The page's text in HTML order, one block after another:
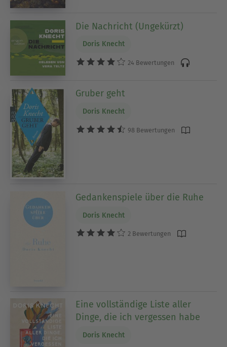
Die Nachricht (Ungekürzt)
Doris Knecht
24 Bewertungen
Gruber geht
Doris Knecht
98 Bewertungen
Gedankenspiele über die Ruhe
Doris Knecht
2 Bewertungen
Eine vollständige Liste aller
Dinge, die ich vergessen habe
Doris Knecht